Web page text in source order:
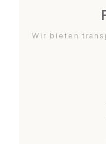
Wir bieten